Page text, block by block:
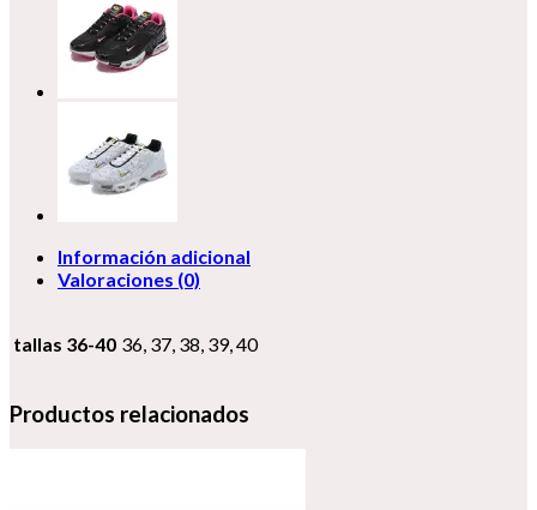
cantidad
Información adicional
Valoraciones (0)
tallas 36-40 36, 37, 38, 39, 40
Productos relacionados